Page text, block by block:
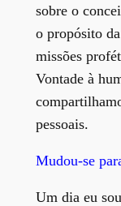
sobre o
o propósito
missões
Vontade à
pessoais.
Mudou-se
Um dia eu